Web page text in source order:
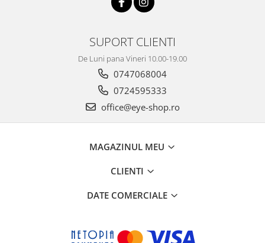
SUPORT CLIENTI
De Luni pana Vineri 10.00-19.00
0747068004
0724595333
office@eye-shop.ro
MAGAZINUL MEU
CLIENTI
DATE COMERCIALE